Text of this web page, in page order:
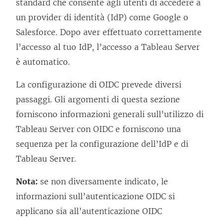
standard che consente agli utenti di accedere a
un provider di identità (IdP) come Google o
Salesforce. Dopo aver effettuato correttamente
l’accesso al tuo IdP, l’accesso a Tableau Server
è automatico.
La configurazione di OIDC prevede diversi
passaggi. Gli argomenti di questa sezione
forniscono informazioni generali sull’utilizzo di
Tableau Server con OIDC e forniscono una
sequenza per la configurazione dell’IdP e di
Tableau Server.
Nota: se non diversamente indicato, le
informazioni sull’autenticazione OIDC si
applicano sia all’autenticazione OIDC